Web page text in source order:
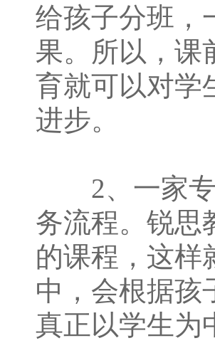
给孩子分班，
果。所以，课
育就可以对学
进步。
2、一家专
务流程。锐思
的课程，这样
中，会根据孩
真正以学生为